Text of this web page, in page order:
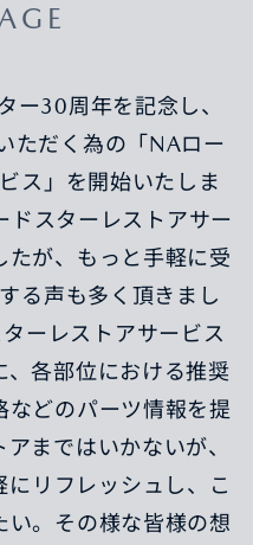
ー30周年を記念し、
ただく為の「NAロー
ス」を開始いたしま
スターレストアサー
たが、もっと手軽に受
る声も多く頂きまし
ーレストアサービス
、各部位における推奨
などのパーツ情報を提
まではいかないが、
リフレッシュし、こ
い。その様な皆様の想